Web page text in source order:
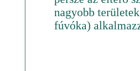
nagyobb
fúvóka)